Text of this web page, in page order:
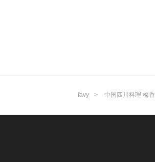
favy 中国四川料理 梅香